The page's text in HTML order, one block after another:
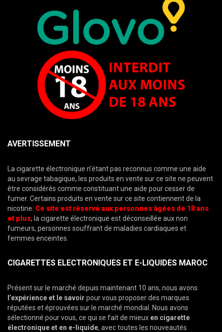
AVERTISSEMENT
La cigarette électronique n’étant pas reconnus comme une aide
au sevrage tabagique, les produits en vente sur ce site ne peuvent
être considérés comme constituant une aide pour cesser de
fumer. Certains produits en vente sur ce site contiennent de la
nicotine. Ce site est réservé aux personnes âgées de 18 ans
et plus, la cigarette électronique est déconseillée aux non
fumeurs, personnes souffrant de maladies cardiaques et
femmes enceintes.
CIGARETTES ELECTRONIQUES ET E-LIQUIDES MAROC
Présent sur le marché depuis maintenant 10 ans, nous avons
l’expérience et le savoir pour vous proposer des marques
réputées et éprouvées sur le marché mondial. Nous avons
sélectionné pour vous, ce qui se fait de mieux en cigarette
électronique et en e-liquide, avec toutes les nouveautés